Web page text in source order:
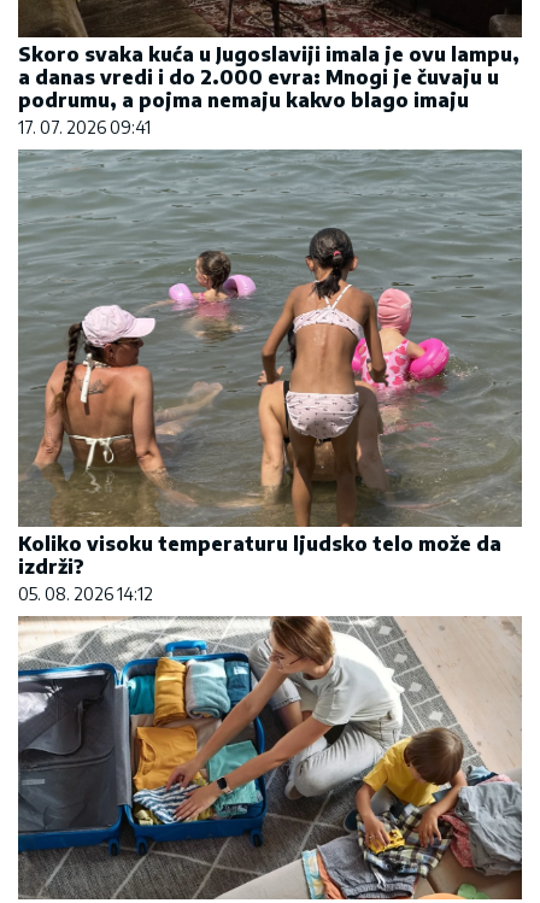
Skoro svaka kuća u Jugoslaviji imala je ovu lampu,
a danas vredi i do 2.000 evra: Mnogi je čuvaju u
podrumu, a pojma nemaju kakvo blago imaju
17. 07. 2026 09:41
Koliko visoku temperaturu ljudsko telo može da
izdrži?
05. 08. 2026 14:12